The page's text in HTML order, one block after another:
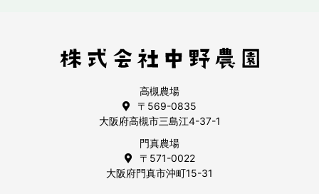
高槻農場
〒569-0835
大阪府高槻市三島江4-37-1
門真農場
〒571-0022
大阪府門真市沖町15-31